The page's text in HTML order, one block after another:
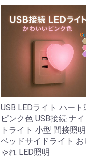
USB LEDライト ハート
ピンク色 USB接続 ナイ
トライト 小型 間接照明
ベッドサイドライト お
ゃれ LED照明